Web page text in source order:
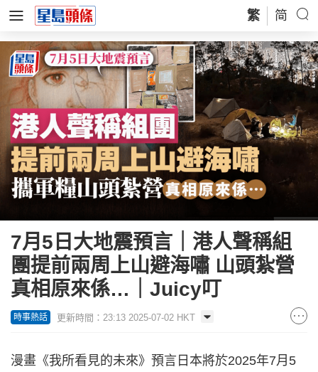
繁 简
7月5日大地震預言｜港人聲稱組
團提前兩周上山避海嘯 山頭紮營
真相原來係…｜Juicy叮
時事熱話 更新時間：23:13 2025-07-02 HKT
漫畫《我所看見的未來》預言日本將於2025年7月5